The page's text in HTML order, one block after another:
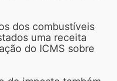
dos combustíveis
uma receita
do ICMS sobre